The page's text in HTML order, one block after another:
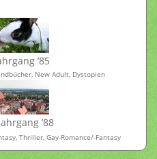
’85
New Adult, Dystopien
’88
Thriller, Gay-Romance/-Fantasy